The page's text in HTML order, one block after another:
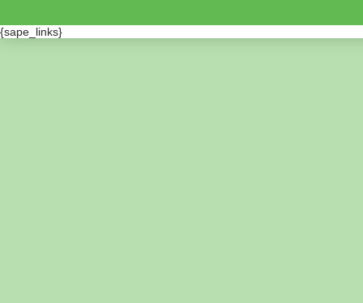
{sape_links}